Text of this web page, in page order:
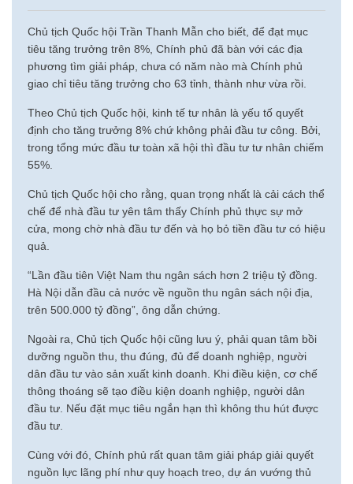
Chủ tịch Quốc hội Trần Thanh Mẫn cho biết, để đạt mục
tiêu tăng trưởng trên 8%, Chính phủ đã bàn với các địa
phương tìm giải pháp, chưa có năm nào mà Chính phủ
giao chỉ tiêu tăng trưởng cho 63 tỉnh, thành như vừa rồi.
Theo Chủ tịch Quốc hội, kinh tế tư nhân là yếu tố quyết
định cho tăng trưởng 8% chứ không phải đầu tư công. Bởi,
trong tổng mức đầu tư toàn xã hội thì đầu tư tư nhân chiếm
55%.
Chủ tịch Quốc hội cho rằng, quan trọng nhất là cải cách thể
chế để nhà đầu tư yên tâm thấy Chính phủ thực sự mở
cửa, mong chờ nhà đầu tư đến và họ bỏ tiền đầu tư có hiệu
quả.
“Lần đầu tiên Việt Nam thu ngân sách hơn 2 triệu tỷ đồng.
Hà Nội dẫn đầu cả nước về nguồn thu ngân sách nội địa,
trên 500.000 tỷ đồng”, ông dẫn chứng.
Ngoài ra, Chủ tịch Quốc hội cũng lưu ý, phải quan tâm bồi
dưỡng nguồn thu, thu đúng, đủ để doanh nghiệp, người
dân đầu tư vào sản xuất kinh doanh. Khi điều kiện, cơ chế
thông thoáng sẽ tạo điều kiện doanh nghiệp, người dân
đầu tư. Nếu đặt mục tiêu ngắn hạn thì không thu hút được
đầu tư.
Cùng với đó, Chính phủ rất quan tâm giải pháp giải quyết
nguồn lực lãng phí như quy hoạch treo, dự án vướng thủ